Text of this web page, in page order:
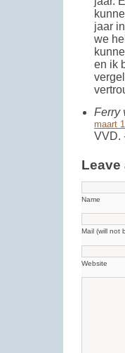
jaar
we
en ik
Ferry
maart
VVD.
Leave
Name
Mail (will not
Website